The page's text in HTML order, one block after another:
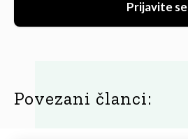
Prijavite se
Povezani članci: